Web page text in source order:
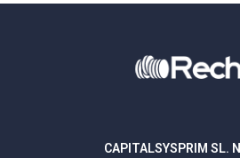
CAPITALSYSPRIM SL.